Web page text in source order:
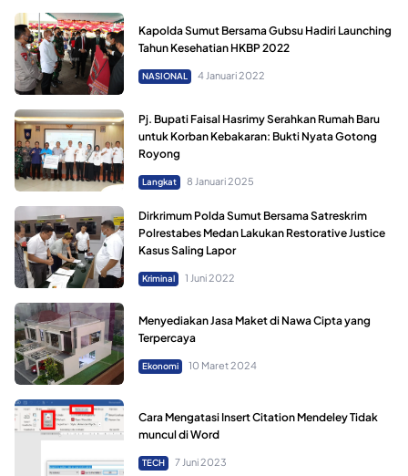
Kapolda Sumut Bersama Gubsu Hadiri Launching
Tahun Kesehatian HKBP 2022
NASIONAL 4 Januari 2022
Pj. Bupati Faisal Hasrimy Serahkan Rumah Baru
untuk Korban Kebakaran: Bukti Nyata Gotong
Royong
Langkat 8 Januari 2025
Dirkrimum Polda Sumut Bersama Satreskrim
Polrestabes Medan Lakukan Restorative Justice
Kasus Saling Lapor
Kriminal 1 Juni 2022
Menyediakan Jasa Maket di Nawa Cipta yang
Terpercaya
Ekonomi 10 Maret 2024
Cara Mengatasi Insert Citation Mendeley Tidak
muncul di Word
TECH 7 Juni 2023